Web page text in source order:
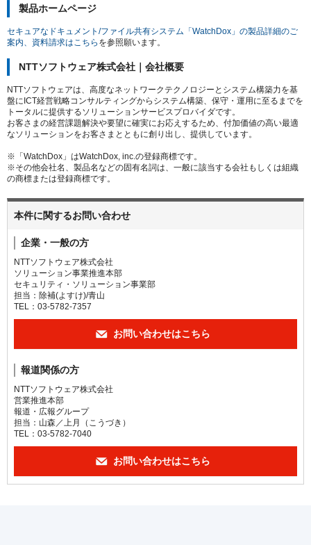
製品ホームページ
セキュアなドキュメント/ファイル共有システム「WatchDox」の製品詳細のご
案内、資料請求はこちら を参照願います。
NTTソフトウェア株式会社｜会社概要
NTTソフトウェアは、高度なネットワークテクノロジーとシステム構築力を基
盤にICT経営戦略コンサルティングからシステム構築、保守・運用に至るまでを
トータルに提供するソリューションサービスプロバイダです。
お客さまの経営課題解決や要望に確実にお応えするため、付加価値の高い最適
なソリューションをお客さまとともに創り出し、提供しています。
※「WatchDox」はWatchDox, inc.の登録商標です。
※その他会社名、製品名などの固有名詞は、一般に該当する会社もしくは組織
の商標または登録商標です。
本件に関するお問い合わせ
企業・一般の方
NTTソフトウェア株式会社
ソリューション事業推進本部
セキュリティ・ソリューション事業部
担当：除補(よすけ)/青山
TEL：03-5782-7357
お問い合わせはこちら
報道関係の方
NTTソフトウェア株式会社
営業推進本部
報道・広報グループ
担当：山森／上月（こうづき）
TEL：03-5782-7040
お問い合わせはこちら